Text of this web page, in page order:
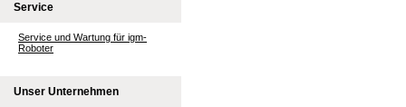
Service
Service und Wartung für igm-
Roboter
Unser Unternehmen